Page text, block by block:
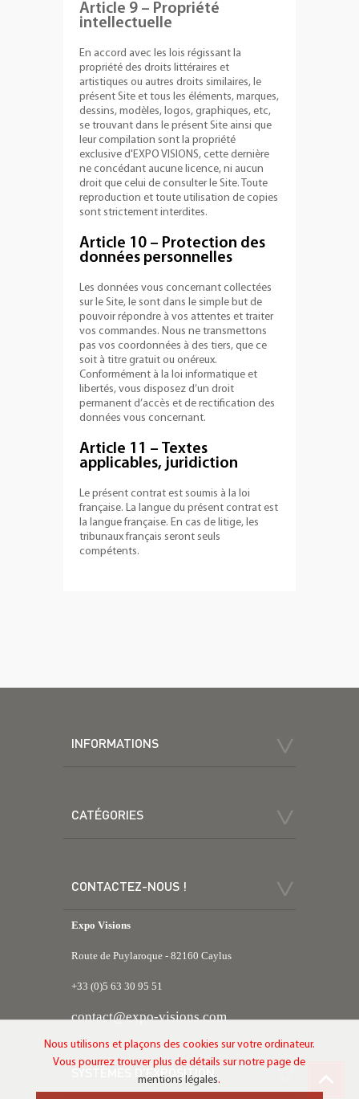
Article 9 – Propriété
intellectuelle
En accord avec les lois régissant la
propriété des droits littéraires et
artistiques ou autres droits similaires, le
présent Site et tous les éléments, marques,
dessins, modèles, logos, graphiques, etc,
se trouvant dans le présent Site ainsi que
leur compilation sont la propriété
exclusive d'EXPO VISIONS, cette dernière
ne concédant aucune licence, ni aucun
droit que celui de consulter le Site. Toute
reproduction et toute utilisation de copies
sont strictement interdites.
Article 10 – Protection des
données personnelles
Les données vous concernant collectées
sur le Site, le sont dans le simple but de
pouvoir répondre à vos attentes et traiter
vos commandes. Nous ne transmettons
pas vos coordonnées à des tiers, que ce
soit à titre gratuit ou onéreux.
Conformément à la loi informatique et
libertés, vous disposez d’un droit
permanent d’accès et de rectification des
données vous concernant.
Article 11 – Textes
applicables, juridiction
Le présent contrat est soumis à la loi
française. La langue du présent contrat est
la langue française. En cas de litige, les
tribunaux français seront seuls
compétents.
INFORMATIONS
CATÉGORIES
CONTACTEZ-NOUS !
Expo Visions
Route de Puylaroque - 82160 Caylus
+33 (0)5 63 30 95 51
contact@expo-visions.com
SYSTÈMES D'EXPOSITION
Nous utilisons et plaçons des cookies sur votre ordinateur.
Vous pourrez trouver plus de détails sur notre page de
mentions légales.